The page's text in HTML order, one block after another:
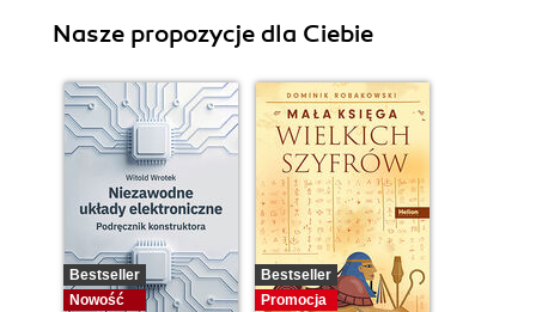
Nasze propozycje dla Ciebie
Bestseller
Nowość
Bestseller
Promocja